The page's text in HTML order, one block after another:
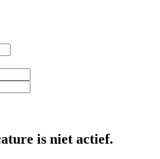
is niet actief.